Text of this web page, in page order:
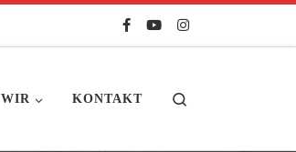
WIR KONTAKT